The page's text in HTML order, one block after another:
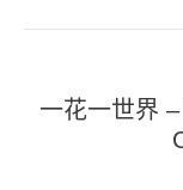
一花一世界